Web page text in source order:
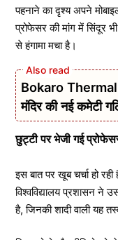
पहनाने का दृश्य अपने
प्रोफेसर की मांग में सिंदूर भी
से हंगामा मचा है।
Bokaro Thermal:
मंदिर की नई कमेटी
छुट्टी पर भेजी गई
इस बात पर खूब चर्चा हो
विश्वविद्यालय प्रशासन ने
है, जिनकी शादी वाली यह